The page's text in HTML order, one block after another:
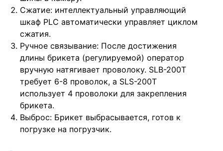
Сжатие: интеллектуальный управляющий
шкаф PLC автоматически управляет циклом
сжатия.
Ручное связывание: После достижения
длины брикета (регулируемой) оператор
вручную натягивает проволоку. SLB-200T
требует 6-8 проволок, а SLS-200T
использует 4 проволоки для закрепления
брикета.
Выброс: Брикет выбрасывается, готов к
погрузке на погрузчик.